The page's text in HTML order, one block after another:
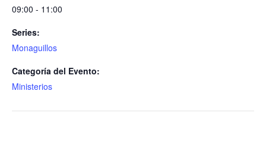
09:00 - 11:00
Series:
Monaguillos
Categoría del Evento:
Ministerios